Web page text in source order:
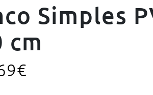
Simples
cm
€